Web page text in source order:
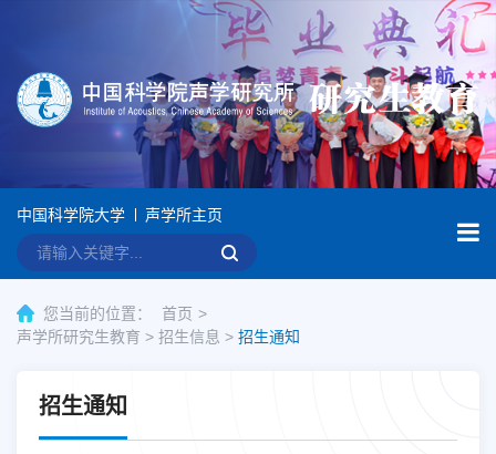
中国科学院大学 声学所主页
您当前的位置：
首页
声学所研究生教育 > 招生信息 > 招生通知
招生通知